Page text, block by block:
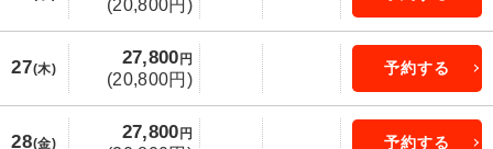
(20,800円)
27(木)
27,800 円
(20,800円)
予約する
28(金)
27,800 円
予約する